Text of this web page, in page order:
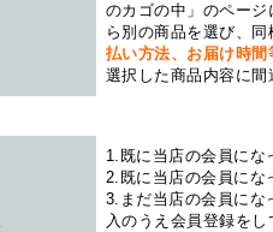
のカゴの中」のペー
ら別の商品を選び、
払い方法、お届け時
選択した商品内容に
1.既に当店の会員にな
2.既に当店の会員にな
3.まだ当店の会員にな
入のうえ会員登録を